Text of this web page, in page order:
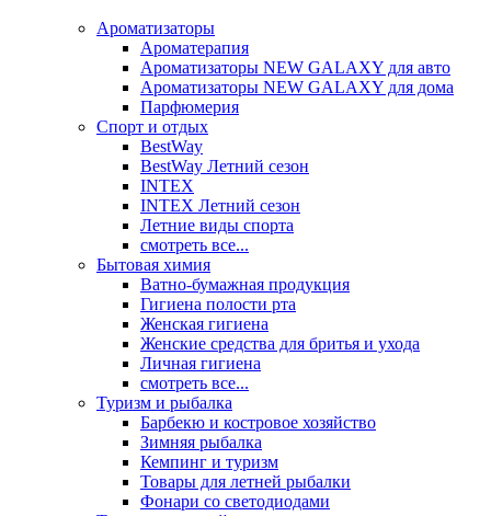
Ароматизаторы
Ароматерапия
Ароматизаторы NEW GALAXY для авто
Ароматизаторы NEW GALAXY для дома
Парфюмерия
Спорт и отдых
BestWay
BestWay Летний сезон
INTEX
INTEX Летний сезон
Летние виды спорта
смотреть все...
Бытовая химия
Ватно-бумажная продукция
Гигиена полости рта
Женская гигиена
Женские средства для бритья и ухода
Личная гигиена
смотреть все...
Туризм и рыбалка
Барбекю и костровое хозяйство
Зимняя рыбалка
Кемпинг и туризм
Товары для летней рыбалки
Фонари со светодиодами